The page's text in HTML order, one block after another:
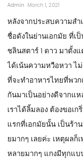
Admin March 1, 2021
หลังจากประสบความสำ
ชื่อดังในย่านเอกมัย ที่เ
ชลินสตาร์ 1 ดาว มาตั้ง
ได้เน้นความหวือหวา ไ
ที่จะทำอาหารไทยที่พว
กันมาเป็นอย่างดีจากแ
เราได้ลิ้มลอง ต้องขอเ
แรกที่เอกมัยนั้น เป็นร้า
ยมากๆ เลยค่ะ เหตุผลก็
หลายมากๆ แกงมีทุกแ